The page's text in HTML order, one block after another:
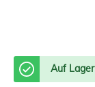
Auf Lager